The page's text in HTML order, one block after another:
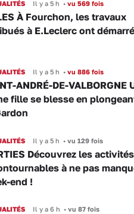
Il y a 5 h •vu 569 fois
À Fourchon, les travaux
à E.Leclerc ont démarré
Il y a 5 h •vu 886 fois
ANDRÉ-DE-VALBORGNE
fille se blesse en
Il y a 5 h •vu 129 fois
Découvrez les activités
à ne pas
end !
Il y a 6 h •vu 87 fois